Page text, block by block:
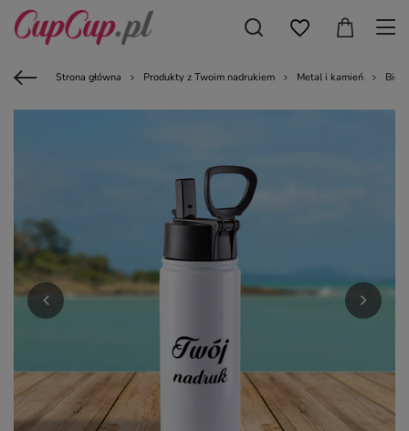
Strona główna Produkty z Twoim nadrukiem Metal i kamień